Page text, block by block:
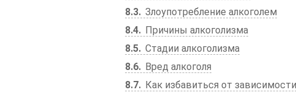
8.3 Злоупотребление алкоголем
8.4
Причины алкоголизма
8.5 Стадии алкоголизма
8.6
Вред алкоголя
8.7
Как избавиться от зависимости